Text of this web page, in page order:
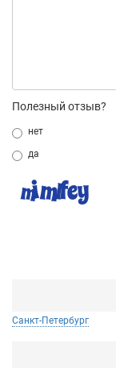
Полезный отзыв?
нет
да
Санкт-Петербург